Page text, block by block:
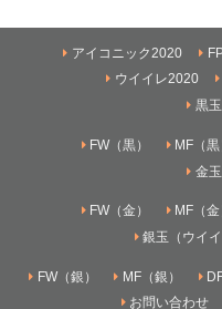
アイコニック2020
ウイイレ2020
黒
FW（黒） MF（黒
金
FW（金） MF（金
銀玉（ウイイ
FW（銀） MF（銀）
お問い合わせ